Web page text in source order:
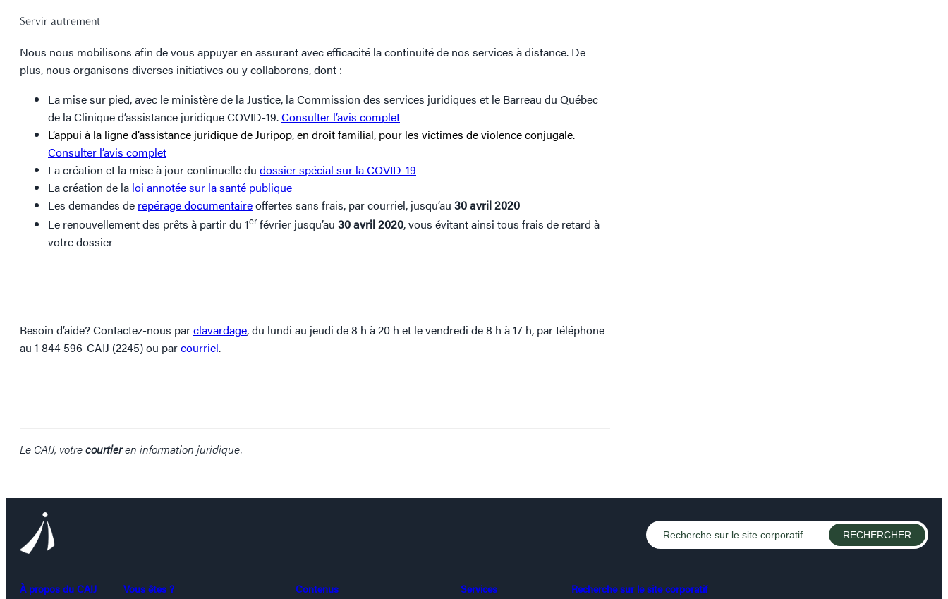
Servir autrement
Nous nous mobilisons afin de vous appuyer en assurant avec efficacité la continuité de nos services à distance. De
plus, nous organisons diverses initiatives ou y collaborons, dont :
La mise sur pied, avec le ministère de la Justice, la Commission des services juridiques et le Barreau du Québec
de la Clinique d’assistance juridique COVID-19.Consulter l’avis complet
L’appui à la ligne d’assistance juridique de Juripop, en droit familial, pour les victimes de violence conjugale.
Consulter l’avis complet
La création et la mise à jour continuelle du dossier spécial sur la COVID-19
La création de la loi annotée sur la santé publique
Les demandes de repérage documentaireoffertes sans frais, par courriel, jusqu’au 30 avril 2020
Le renouvellement des prêts à partir du 1erfévrier jusqu’au 30 avril 2020, vous évitant ainsi tous frais de retard à
votre dossier
Besoin d’aide? Contactez-nous parclavardage, du lundi au jeudi de 8 h à 20 h et le vendredi de 8 h à 17 h, par téléphone
au 1 844 596-CAIJ (2245) ou parcourriel.
Le CAIJ, votrecourtieren information juridique.
À propos du CAIJ
Vous êtes ?
Contenus
Services
Recherche sur le site corporatif